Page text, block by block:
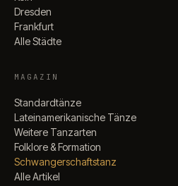
Dresden
Frankfurt
Alle Städte
MAGAZIN
Standardtänze
Lateinamerikanische Tänze
Weitere Tanzarten
Folklore & Formation
Schwangerschaftstanz
Alle Artikel